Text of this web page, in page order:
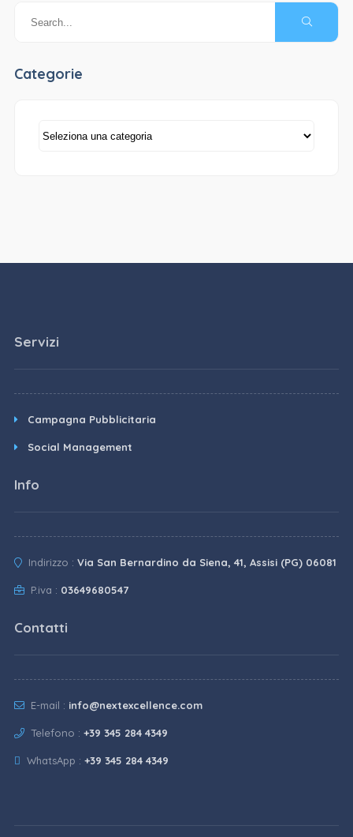
Categorie
Servizi
Campagna Pubblicitaria
Social Management
Info
Indirizzo : Via San Bernardino da Siena, 41, Assisi (PG) 06081
P.iva : 03649680547
Contatti
E-mail : info@nextexcellence.com
Telefono : +39 345 284 4349
WhatsApp : +39 345 284 4349